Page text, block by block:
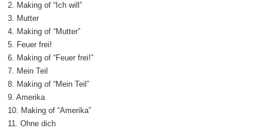
2. Making of “Ich will”
3. Mutter
4. Making of “Mutter”
5. Feuer frei!
6. Making of “Feuer frei!”
7. Mein Teil
8. Making of “Mein Teil”
9. Amerika
10. Making of “Amerika”
11. Ohne dich